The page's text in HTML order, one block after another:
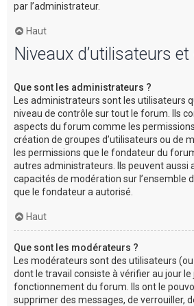
par l’administrateur.
Haut
Niveaux d’utilisateurs
Que sont les administrateurs ?
Les administrateurs sont les utilisateurs
niveau de contrôle sur tout le forum. Ils
aspects du forum comme les
création de groupes d’utilisateurs ou de
les permissions que le fondateur du
autres administrateurs. Ils peuvent aussi
capacités de modération sur l’ensemble
que le fondateur a autorisé.
Haut
Que sont les modérateurs ?
Les modérateurs sont des utilisateurs
dont le travail consiste à vérifier au jour le
fonctionnement du forum. Ils ont le
supprimer des messages, de verrouiller,